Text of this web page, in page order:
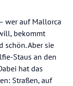
wer auf Mallorca
bekommt
schön. Aber sie
Staus an den
hat das
Straßen, auf